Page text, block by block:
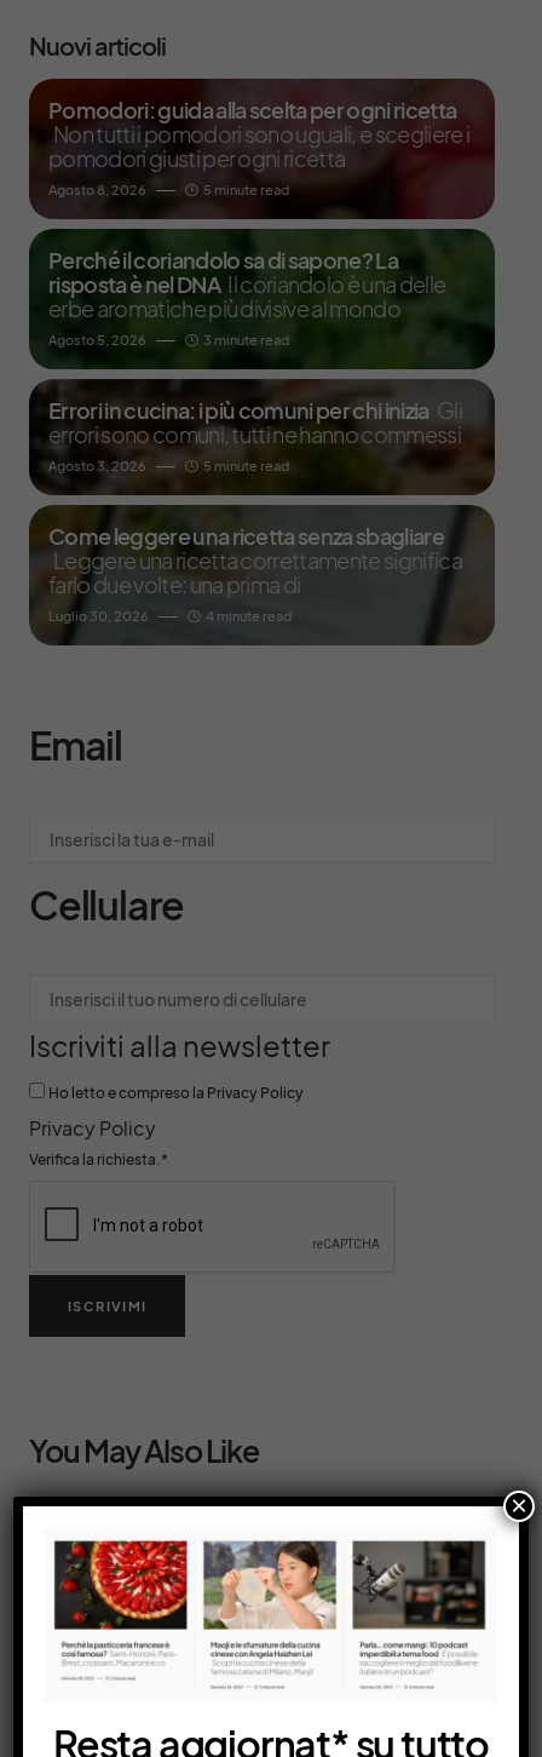
Nuovi articoli
Pomodori: guida alla scelta per ogni ricetta
Non tutti i pomodori sono uguali, e scegliere i
pomodori giusti per ogni ricetta
Agosto 8, 2026 5 minute read
Perché il coriandolo sa di sapone? La
risposta è nel DNA Il coriandolo è una delle
erbe aromatiche più divisive al mondo
Agosto 5, 2026 3 minute read
Errori in cucina: i più comuni per chi inizia Gli
errori sono comuni, tutti ne hanno commessi
Agosto 3, 2026 5 minute read
Come leggere una ricetta senza sbagliare
Leggere una ricetta correttamente significa
farlo due volte: una prima di
Luglio 30, 2026 4 minute read
Email
Cellulare
Iscriviti alla newsletter
Ho letto e compreso la Privacy Policy
Privacy Policy
Verifica la richiesta.*
ISCRIVIMI
You May Also Like
Resta aggiornat* su tutto
×